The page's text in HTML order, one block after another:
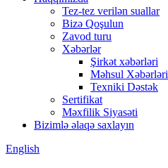
Tez-tez verilən suallar
Bizə Qoşulun
Zavod turu
Xəbərlər
Şirkət xəbərləri
Məhsul Xəbərləri
Texniki Dəstək
Sertifikat
Məxfilik Siyasəti
Bizimlə əlaqə saxlayın
English